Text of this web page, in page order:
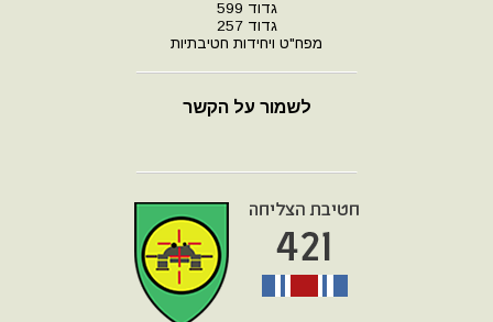
גדוד 599
גדוד 257
מפח"ט ויחידות חטיבתיות
לשמור על הקשר